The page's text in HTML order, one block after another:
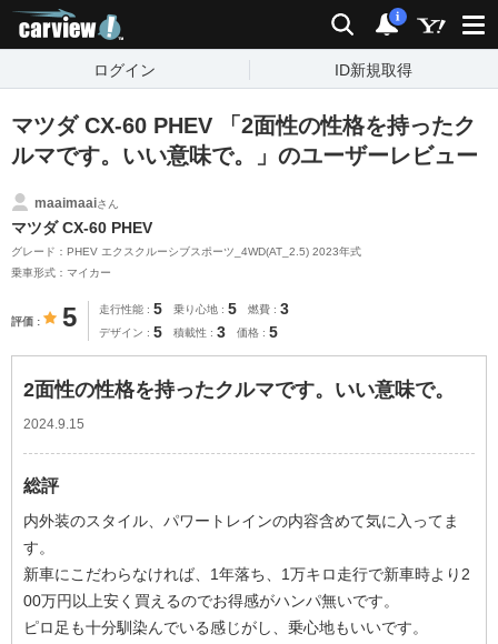
検索 通知
i
ログイン ID新規取得
マツダ CX-60 PHEV 「2面性の性格を持ったク
ルマです。いい意味で。」のユーザーレビュー
maaimaaiさん
マツダ CX-60 PHEV
グレード：PHEV エクスクルーシブスポーツ_4WD(AT_2.5) 2023年式
乗車形式：マイカー
評価 5 走行性能 5 乗り心地 5 燃費 3
デザイン 5 積載性 3 価格 5
2面性の性格を持ったクルマです。いい意味で。
2024.9.15
総評
内外装のスタイル、パワートレインの内容含めて気に入ってま
す。
新車にこだわらなければ、1年落ち、1万キロ走行で新車時より2
00万円以上安く買えるのでお得感がハンパ無いです。
ピロ足も十分馴染んでいる感じがし、乗心地もいいです。